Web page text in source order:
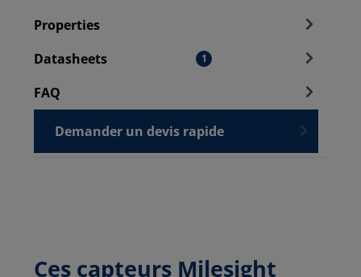
Properties
Datasheets
1
FAQ
Demander un devis rapide
Ces capteurs Milesight